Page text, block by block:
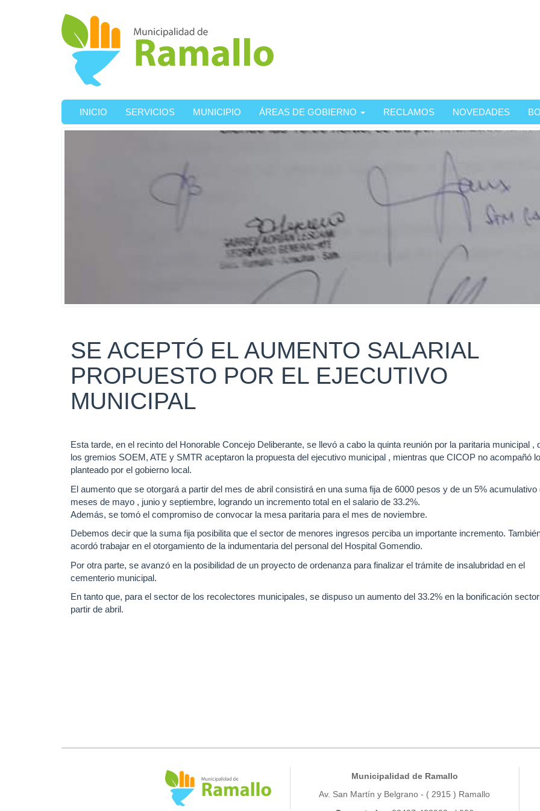
INICIO SERVICIOS MUNICIPIO ÁREAS DE GOBIERNO RECLAMOS NOVEDADES
SE ACEPTÓ EL AUMENTO SALARIAL
PROPUESTO POR EL EJECUTIVO
MUNICIPAL
Esta tarde, en el recinto del Honorable Concejo Deliberante, se llevó a cabo la quinta reunión por la paritaria municipal ,
los gremios SOEM, ATE y SMTR aceptaron la propuesta del ejecutivo municipal , mientras que CICOP no acompañó lo
planteado por el gobierno local.
El aumento que se otorgará a partir del mes de abril consistirá en una suma fija de 6000 pesos y de un 5% acumulativo
meses de mayo , junio y septiembre, logrando un incremento total en el salario de 33.2%.
Además, se tomó el compromiso de convocar la mesa paritaria para el mes de noviembre.
Debemos decir que la suma fija posibilita que el sector de menores ingresos perciba un importante incremento.
acordó trabajar en el otorgamiento de la indumentaria del personal del Hospital Gomendio.
Por otra parte, se avanzó en la posibilidad de un proyecto de ordenanza para finalizar el trámite de insalubridad en el
cementerio municipal.
En tanto que, para el sector de los recolectores municipales, se dispuso un aumento del 33.2% en la bonificación
partir de abril.
Municipalidad de Ramallo
Av. San Martín y Belgrano - ( 2915 ) Ramallo